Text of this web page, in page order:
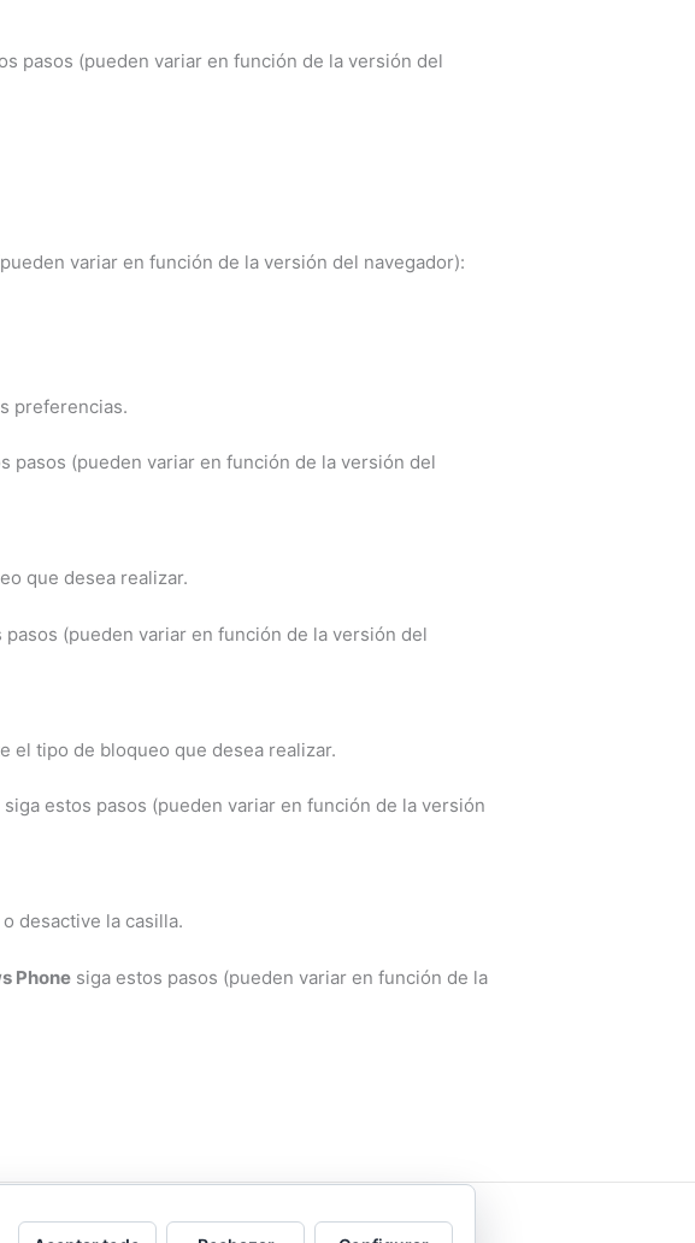
pasos (pueden variar en función de la versión del
variar en función de la versión del navegador):
preferencias.
pasos (pueden variar en función de la versión del
que desea realizar.
pasos (pueden variar en función de la versión del
el tipo de bloqueo que desea realizar.
siga estos pasos (pueden variar en función de la versión
desactive la casilla.
Phone siga estos pasos (pueden variar en función de la
reservados